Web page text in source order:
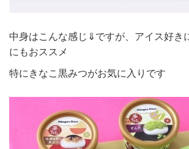
中身はこんな感じ⇓ですが、アイス好き
にもおススメ
特にきなこ黒みつがお気に入りです